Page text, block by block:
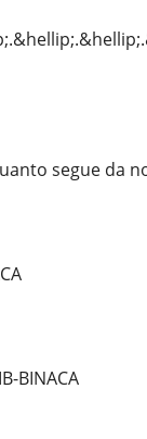
segue da
BINACA